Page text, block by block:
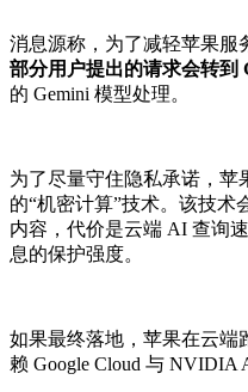
消息源称，为了减轻苹果服
部分用户提出的请求会转到
的 Gemini 模型处理。
为了尽量守住隐私承诺，
的“机密计算”技术。该技术
内容，代价是云端 AI 查询
息的保护强度。
如果最终落地，苹果在云端
赖 Google Cloud 与 NVIDIA